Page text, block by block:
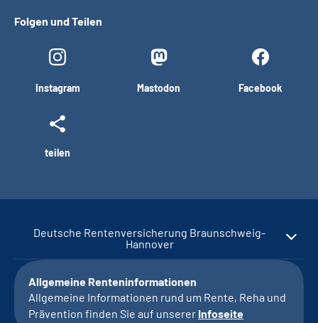
Folgen und Teilen
Instagram Mastodon Facebook
teilen
Deutsche Rentenversicherung Braunschweig-
Hannover
Allgemeine Renteninformationen
Allgemeine Informationen rund um Rente, Reha und
Prävention finden Sie auf unserer Infoseite